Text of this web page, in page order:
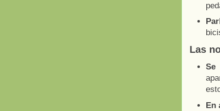
Las
En